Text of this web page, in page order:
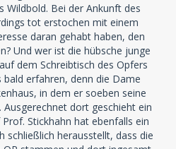
Wildbold. Bei der Ankunft des
tot erstochen mit einem
daran gehabt haben, den
Und wer ist die hübsche junge
dem Schreibtisch des Opfers
erfahren, denn die Dame
in dem er soeben seine
dort geschieht ein
Stickhahn hat ebenfalls ein
schließlich herausstellt, dass die